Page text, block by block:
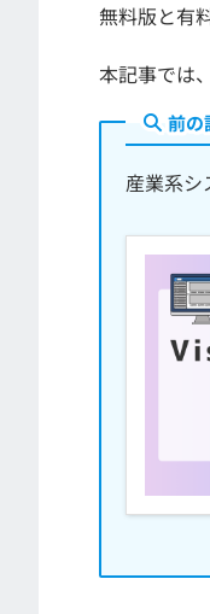
無料版と有
本記事では
前の
産業系シ